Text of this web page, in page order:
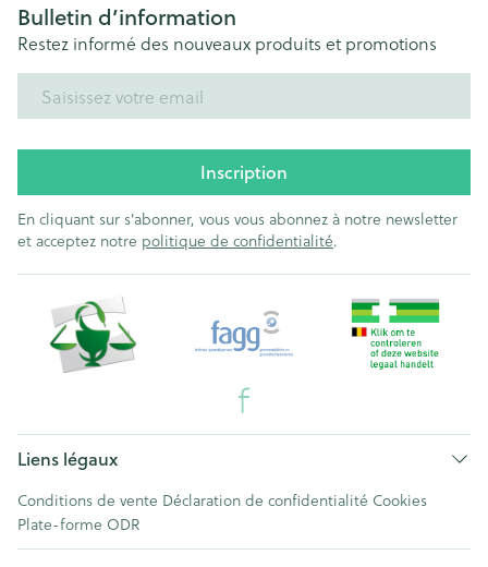
Bulletin d’information
Restez informé des nouveaux produits et promotions
Inscription
En cliquant sur s'abonner, vous vous abonnez à notre newsletter
et acceptez notre politique de confidentialité.
Liens légaux
Conditions de vente Déclaration de confidentialité Cookies
Plate-forme ODR